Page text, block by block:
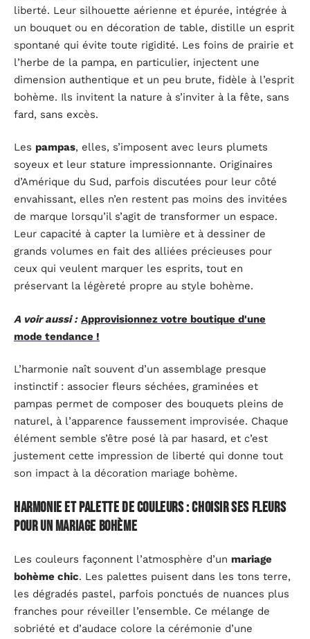
liberté. Leur silhouette aérienne et épurée, intégrée à
un bouquet ou en décoration de table, distille un esprit
spontané qui évite toute rigidité. Les foins de prairie et
l’herbe de la pampa, en particulier, injectent une
dimension authentique et un peu brute, fidèle à l’esprit
bohème. Ils invitent la nature à s’inviter à la fête, sans
fard, sans excès.
Les pampas, elles, s’imposent avec leurs plumets
soyeux et leur stature impressionnante. Originaires
d’Amérique du Sud, parfois discutées pour leur côté
envahissant, elles n’en restent pas moins des invitées
de marque lorsqu’il s’agit de transformer un espace.
Leur capacité à capter la lumière et à dessiner de
grands volumes en fait des alliées précieuses pour
ceux qui veulent marquer les esprits, tout en
préservant la légèreté propre au style bohème.
A voir aussi : Approvisionnez votre boutique d'une
mode tendance !
L’harmonie naît souvent d’un assemblage presque
instinctif : associer fleurs séchées, graminées et
pampas permet de composer des bouquets pleins de
naturel, à l’apparence faussement improvisée. Chaque
élément semble s’être posé là par hasard, et c’est
justement cette impression de liberté qui donne tout
son impact à la décoration mariage bohème.
Harmonie et palette de couleurs : choisir ses fleurs
pour un mariage bohème
Les couleurs façonnent l’atmosphère d’un mariage
bohème chic. Les palettes puisent dans les tons terre,
les dégradés pastel, parfois ponctués de nuances plus
franches pour réveiller l’ensemble. Ce mélange de
sobriété et d’audace colore la cérémonie d’une